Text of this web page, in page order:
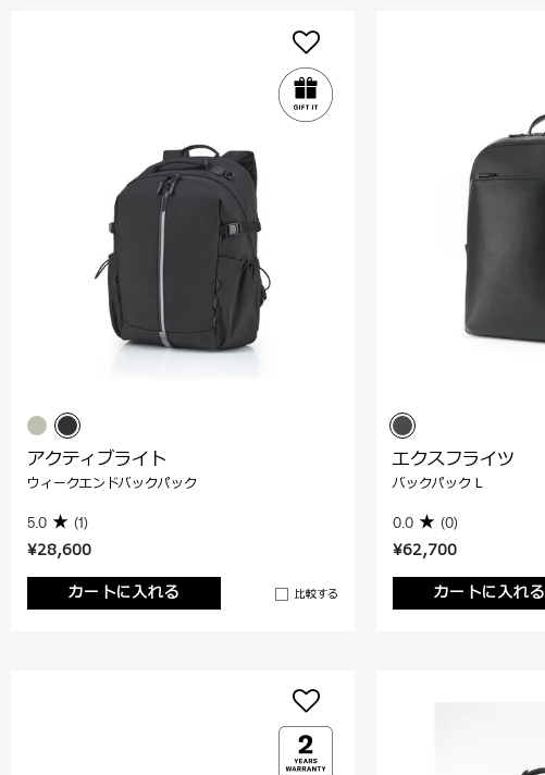
¥28,600
カートに入れる
比較する
アクティブライト
ウィークエンドバックパック
5.0 (1)
¥62,700
カートに入れる
エクスフライツ
バックパック L
0.0 (0)